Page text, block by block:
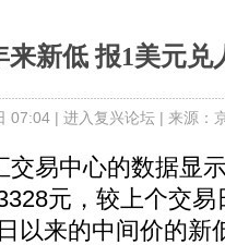
新低 报1美元兑
07:04 | 进入复兴论坛| 来源：
易中心的数据显
元，较上个交
以来的中间价的新